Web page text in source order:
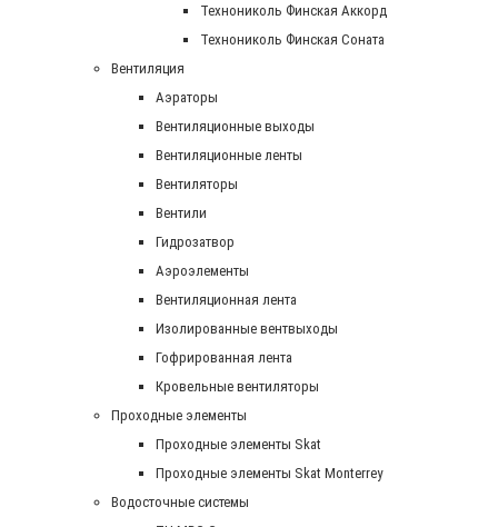
Технониколь Финская Аккорд
Технониколь Финская Соната
Вентиляция
Аэраторы
Вентиляционные выходы
Вентиляционные ленты
Вентиляторы
Вентили
Гидрозатвор
Аэроэлементы
Вентиляционная лента
Изолированные вентвыходы
Гофрированная лента
Кровельные вентиляторы
Проходные элементы
Проходные элементы Skat
Проходные элементы Skat Monterrey
Водосточные системы